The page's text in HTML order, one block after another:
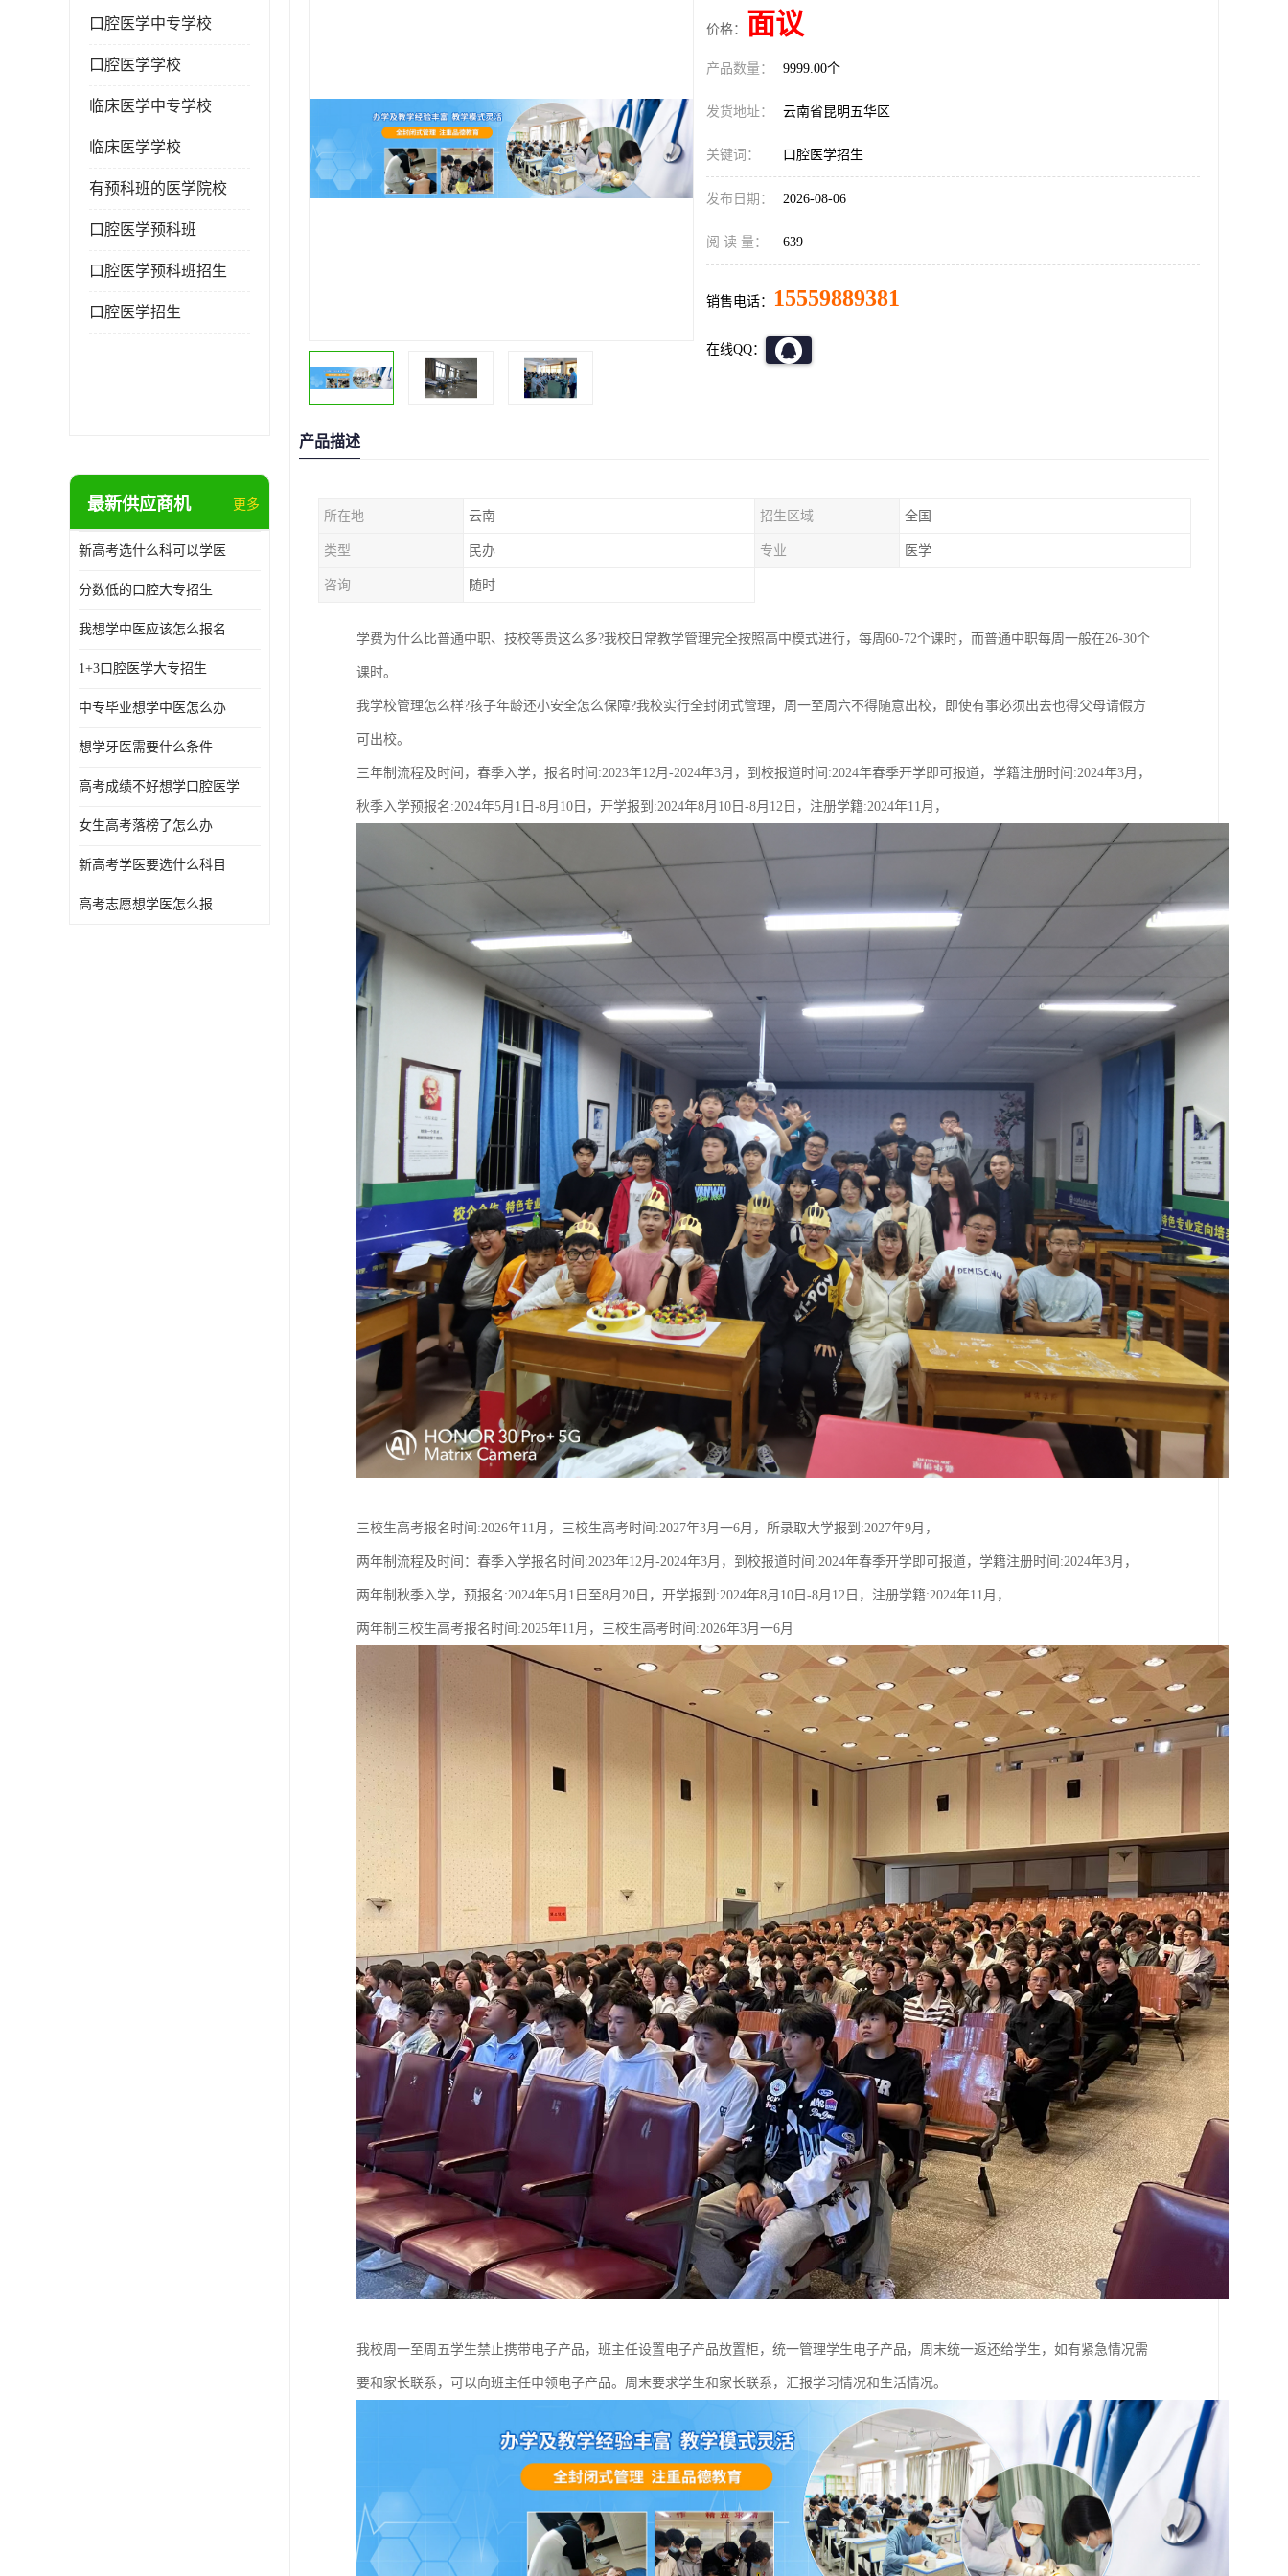
口腔医学中专学校
口腔医学学校
临床医学中专学校
临床医学学校
有预科班的医学院校
口腔医学预科班
口腔医学预科班招生
口腔医学招生
最新供应商机 更多
新高考选什么科可以学医
分数低的口腔大专招生
我想学中医应该怎么报名
1+3口腔医学大专招生
中专毕业想学中医怎么办
想学牙医需要什么条件
高考成绩不好想学口腔医学
女生高考落榜了怎么办
新高考学医要选什么科目
高考志愿想学医怎么报
价格： 面议
产品数量： 9999.00个
发货地址： 云南省昆明五华区
关键词： 口腔医学招生
发布日期： 2026-08-06
阅 读 量： 639
销售电话： 15559889381
在线QQ：
产品描述
所在地 云南 招生区域 全国
类型 民办 专业 医学
咨询 随时
学费为什么比普通中职、技校等贵这么多?我校日常教学管理完全按照高中模式进行，每周60-72个课时，而普通中职每周一般在26-30个
课时。
我学校管理怎么样?孩子年龄还小安全怎么保障?我校实行全封闭式管理，周一至周六不得随意出校，即使有事必须出去也得父母请假方
可出校。
三年制流程及时间，春季入学，报名时间:2023年12月-2024年3月，到校报道时间:2024年春季开学即可报道，学籍注册时间:2024年3月，
秋季入学预报名:2024年5月1日-8月10日，开学报到:2024年8月10日-8月12日，注册学籍:2024年11月，
三校生高考报名时间:2026年11月，三校生高考时间:2027年3月一6月，所录取大学报到:2027年9月，
两年制流程及时间：春季入学报名时间:2023年12月-2024年3月，到校报道时间:2024年春季开学即可报道，学籍注册时间:2024年3月，
两年制秋季入学，预报名:2024年5月1日至8月20日，开学报到:2024年8月10日-8月12日，注册学籍:2024年11月，
两年制三校生高考报名时间:2025年11月，三校生高考时间:2026年3月一6月
我校周一至周五学生禁止携带电子产品，班主任设置电子产品放置柜，统一管理学生电子产品，周末统一返还给学生，如有紧急情况需
要和家长联系，可以向班主任申领电子产品。周末要求学生和家长联系，汇报学习情况和生活情况。